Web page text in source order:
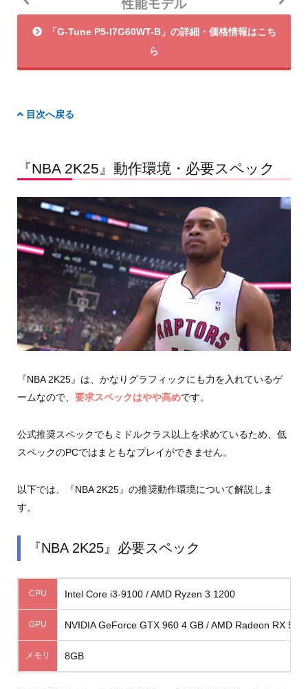
性能モデル
「G-Tune P5-I7G60WT-B」の詳細・価格情報はこち
ら
目次へ戻る
『NBA 2K25』動作環境・必要スペック
『NBA 2K25』は、かなりグラフィックにも力を入れているゲ
ームなので、 要求スペックはやや高めです。
公式推奨スペックでもミドルクラス以上を求めているため、低
スペックのPCではまともなプレイができません。
以下では、『NBA 2K25』の推奨動作環境について解説しま
す。
『NBA 2K25』必要スペック
CPU Intel Core i3-9100 / AMD Ryzen 3 1200
GPU NVIDIA GeForce GTX 960 4 GB / AMD Radeon RX 570
メモリ 8GB